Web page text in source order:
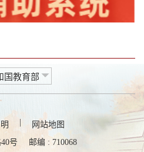
国教育部
网站地图
号
邮编 : 710068